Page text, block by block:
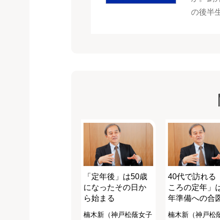
の後半
「定年後」は50歳
になったその日か
ら始まる
楠木新（神戸松蔭女子
40代で訪れる
ころの定年」
年準備への合
楠木新（神戸松